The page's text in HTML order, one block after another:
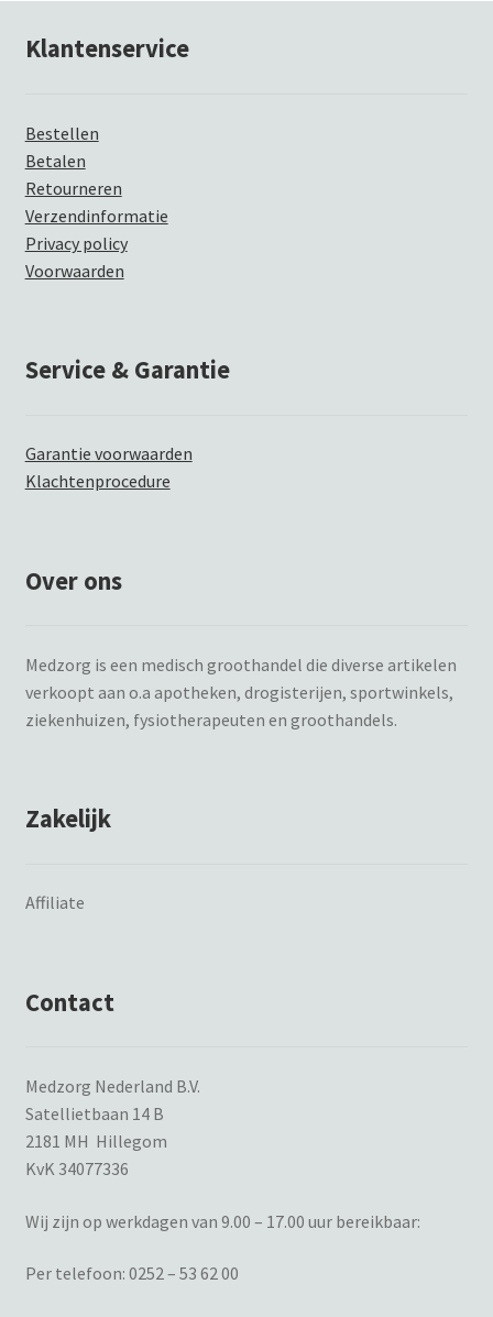
Klantenservice
Bestellen
Betalen
Retourneren
Verzendinformatie
Privacy policy
Voorwaarden
Service & Garantie
Garantie voorwaarden
Klachtenprocedure
Over ons
Medzorg is een medisch groothandel die diverse artikelen
verkoopt aan o.a apotheken, drogisterijen, sportwinkels,
ziekenhuizen, fysiotherapeuten en groothandels.
Zakelijk
Affiliate
Contact
Medzorg Nederland B.V.
Satellietbaan 14 B
2181 MH Hillegom
KvK 34077336
Wij zijn op werkdagen van 9.00 – 17.00 uur bereikbaar:
Per telefoon: 0252 – 53 62 00